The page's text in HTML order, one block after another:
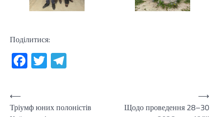
Поділитися:
Facebook
Twitter
Навігація
записів
⟵
Тріумф юних полоністів
Щодо проведення 28–30
⟶